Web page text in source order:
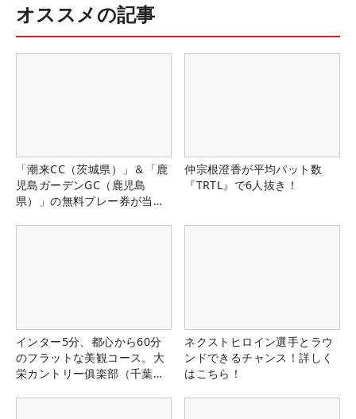
オススメの記事
「潮来CC（茨城県）」＆「鹿
児島ガーデンGC（鹿児島
県）」の無料プレー券が当た
仲宗根澄香が平均パット数
『TRTL』で6人抜き！
インター5分、都心から60分
のフラットな美観コース。大
栄カントリー俱楽部（千葉
ネクストヒロイン選手とラウ
ンドできるチャンス！詳しく
はこちら！